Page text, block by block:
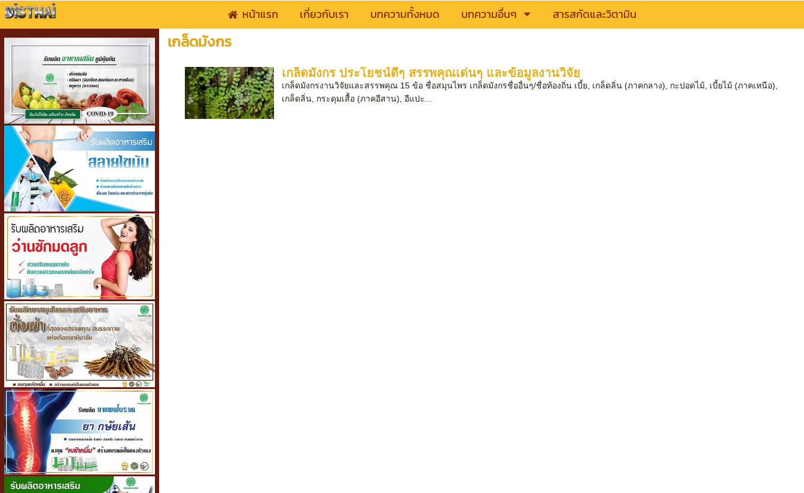
หน้าแรก เกี่ยวกับเรา บทความทั้งหมด บทความอื่นๆ สารสกัดและวิตามิน
เกล็ดมังกร
เกล็ดมังกร ประโยชน์ดีๆ สรรพคุณเด่นๆ และข้อมูลงานวิจัย
เกล็ดมังกรงานวิจัยและสรรพคุณ 15 ข้อ ชื่อสมุนไพร เกล็ดมังกรชื่ออื่นๆ/ชื่อท้องถิ่น เบี้ย, เกล็ดลิ่น (ภาคกลาง), กะปอดไม้, เบี้ยไม้ (ภาคเหนือ),
เกล็ดลิ่น, กระดุมเสื้อ (ภาคอีสาน), อีแปะ...